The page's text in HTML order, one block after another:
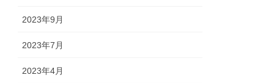
2023年9月
2023年7月
2023年4月